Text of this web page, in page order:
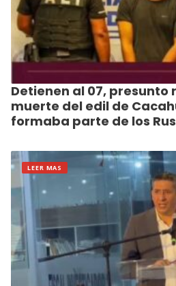
Detienen al 07, presunto
muerte del edil de
formaba parte de los
LEER MAS